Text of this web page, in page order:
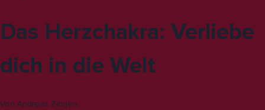
Das Herzchakra: Verliebe
dich in die Welt
Von Andreas Ziorjen